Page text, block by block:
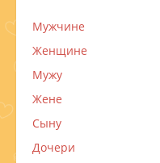
Мужчине
Женщине
Мужу
Жене
Сыну
Дочери